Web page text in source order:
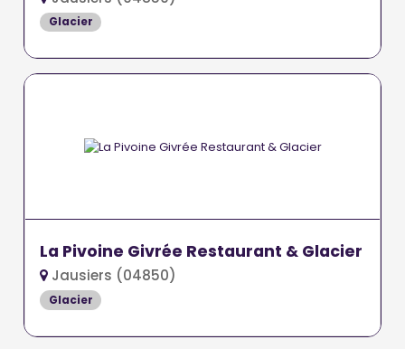
Glacier
La Pivoine Givrée Restaurant & Glacier
Jausiers (04850)
Glacier